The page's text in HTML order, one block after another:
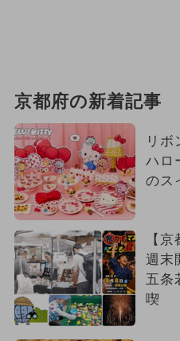
京都府の新着記事
リボ
ハロ
のス
【
週末
五条
喫